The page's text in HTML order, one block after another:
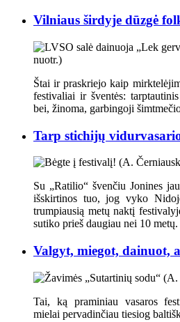
Vilniaus širdyje dūzgė
Štai ir praskriejo kaip
festivaliai ir šventės:
bei, žinoma, garbingoji
Tarp stichijų
Su „Ratilio“ švenčiu Jonines
išskirtinos tuo, jog vyko
trumpiausią metų naktį
sutiko prieš daugiau nei 10 metų.
Valgyt, miegot, dainuot,
Tai, ką praminiau vasaros
mielai pervadinčiau tiesiog